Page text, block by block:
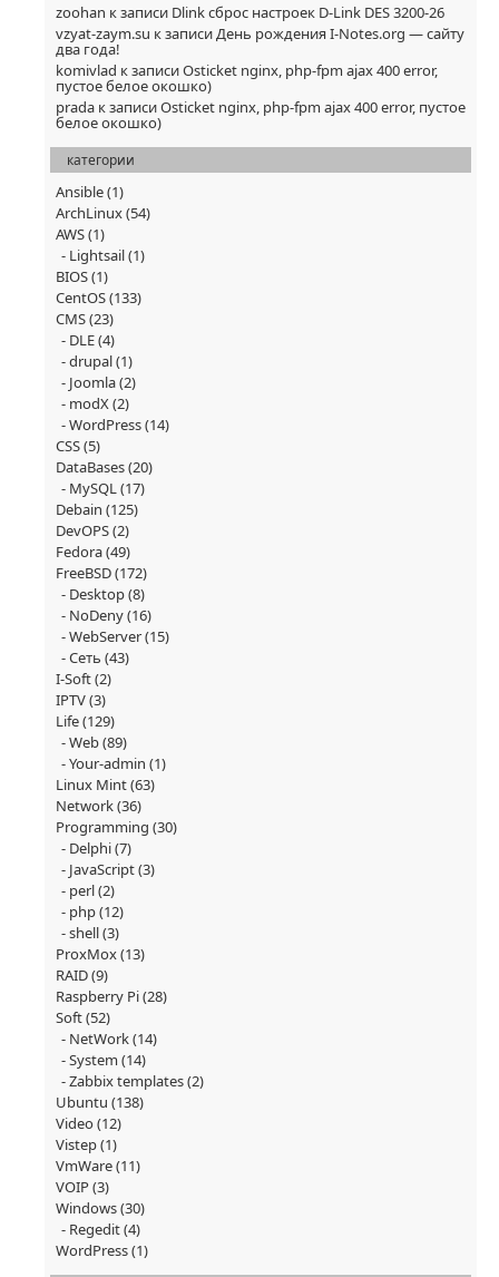
zoohan к записи Dlink сброс настроек D-Link DES 3200-26
vzyat-zaym.su к записиДень рождения I-Notes.org — сайту
два года!
komivlad к записиOsticket nginx, php-fpm ajax 400 error,
пустое белое окошко)
prada к записиOsticket nginx, php-fpm ajax 400 error, пустое
белое окошко)
категории
Ansible(1)
ArchLinux(54)
AWS(1)
Lightsail(1)
BIOS(1)
CentOS(133)
CMS(23)
DLE(4)
drupal(1)
Joomla(2)
modX(2)
WordPress(14)
CSS(5)
DataBases(20)
MySQL(17)
Debain (125)
DevOPS(2)
Fedora(49)
FreeBSD(172)
Desktop(8)
NoDeny(16)
WebServer(15)
Сеть (43)
I-Soft(2)
IPTV(3)
Life(129)
Web(89)
Your-admin (1)
Linux Mint(63)
Network(36)
Programming (30)
Delphi(7)
JavaScript(3)
perl(2)
php(12)
shell(3)
ProxMox(13)
RAID(9)
Raspberry Pi(28)
Soft(52)
NetWork(14)
System (14)
Zabbix templates(2)
Ubuntu (138)
Video(12)
Vistep(1)
VmWare(11)
VOIP(3)
Windows(30)
Regedit(4)
WordPress(1)